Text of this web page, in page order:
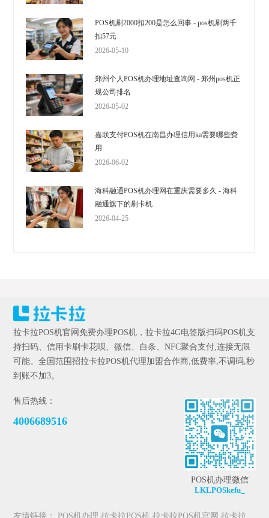
POS机刷2000扣200是怎么回事 - pos机刷两千
扣57元
2026-05-10
郑州个人POS机办理地址查询网 - 郑州pos机正
规公司排名
2026-05-02
嘉联支付POS机在南昌办理信用ka需要哪些费
用
2026-06-02
海科融通POS机办理网在重庆需要多久 - 海科
融通旗下的刷卡机
2026-04-25
拉卡拉POS机官网免费办理POS机，拉卡拉4G电签版扫码POS机支
持扫码、信用卡刷卡花呗、微信、白条、NFC聚合支付,连接无限
可能。全国范围招拉卡拉POS机代理加盟合作商,低费率,不调码,秒
到账不加3。
售后热线：
4006689516
POS机办理微信
LKLPOSkefu_